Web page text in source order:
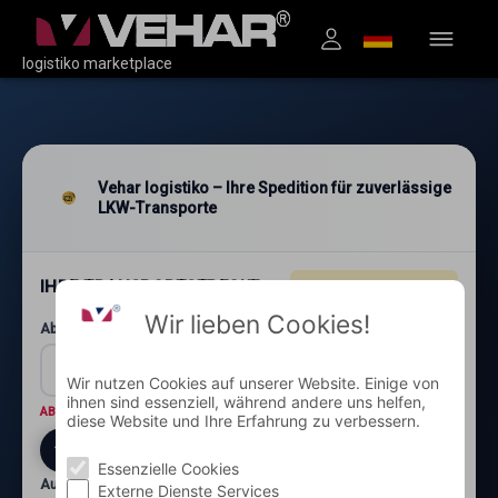
logistiko marketplace
Vehar logistiko – Ihre Spedition für zuverlässige
LKW-Transporte
IHRE TRANSPORTSTRECKE
Abholung: Postleitzahl und Ort*
ABHOLORT Wo wird die Ware abgeholt?
Auslieferung: Postleitzahl und Ort*
Wir lieben Cookies!
Wir nutzen Cookies auf unserer Website. Einige von
ihnen sind essenziell, während andere uns helfen,
diese Website und Ihre Erfahrung zu verbessern.
Essenzielle Cookies
Externe Dienste Services